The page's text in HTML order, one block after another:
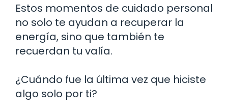
Estos momentos de cuidado personal
no solo te ayudan a recuperar la
energía, sino que también te
recuerdan tu valía.
¿Cuándo fue la última vez que hiciste
algo solo por ti?